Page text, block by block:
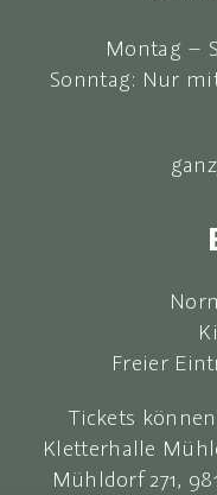
Montag –
Sonntag: Nur
Freier
Tickets
Kletterhalle
Mühldorf 271,